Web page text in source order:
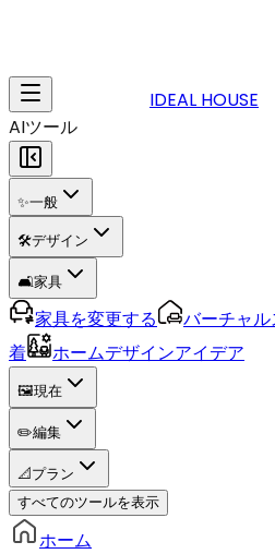
IDEAL HOUSE
AIツール
✨一般
🛠️デザイン
🛋️家具
家具を変更する バーチャ
着
ホームデザインアイデア
🖼️現在
✏️編集
📐 プラン
すべてのツールを表示
ホーム